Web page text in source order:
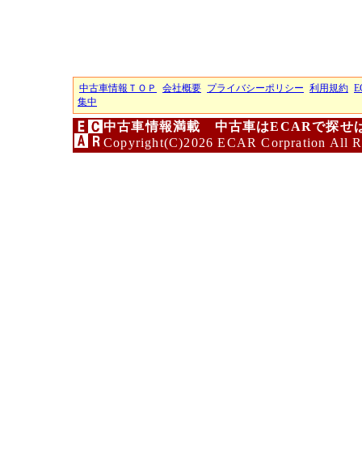
中古車情報ＴＯＰ 会社概要 プライバシーポリシー 利用規約
集中
中古車情報満載 中古車はECARで探せ
Copyright(C)2026 ECAR Corpration All